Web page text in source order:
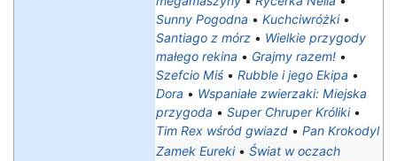
Sunny Pogodna • Kuchciwróżki•
Santiago z mórz • Wielkie przygody
małego rekina • Grajmy razem! •
Szefcio Miś • Rubble i jego Ekipa •
Dora • Wspaniałe zwierzaki: Miejska
przygoda • Super Chruper Króliki•
Tim Rex wśród gwiazd • Pan Krokodyl
Zamek Eureki• Świat w oczach